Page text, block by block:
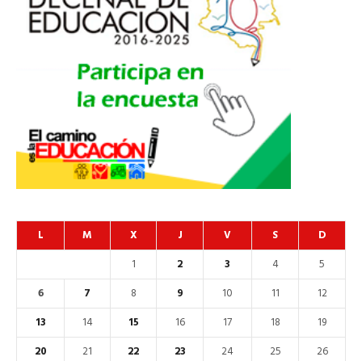
L M X J V S D
1 2 3 4
5
6
7 8 9 10 11
12
13
14 15 16 17 18
19
20
21 22 23 24 25
26